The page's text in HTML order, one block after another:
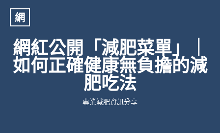
網
網紅公開「減肥菜單」｜
如何正確健康無負擔的減
肥吃法
專業減肥資訊分享